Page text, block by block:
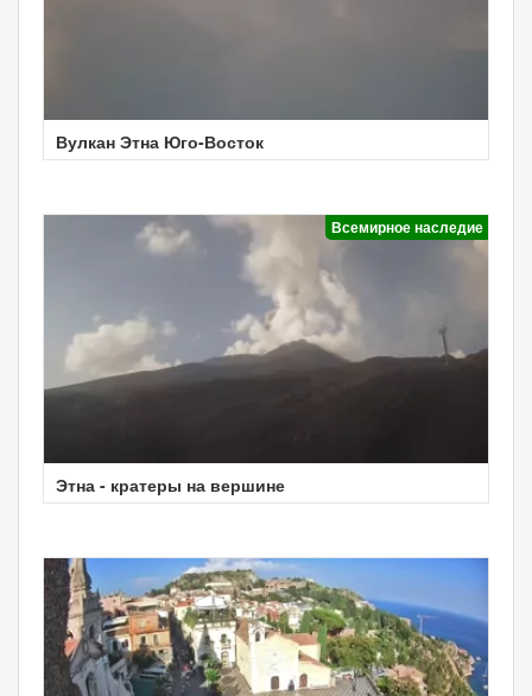
Вулкан Этна Юго-Восток
Всемирное наследие
Этна - кратеры на вершине